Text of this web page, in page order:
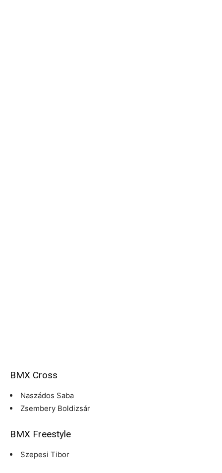
BMX Cross
Naszádos Saba
Zsembery Boldizsár
BMX Freestyle
Szepesi Tibor